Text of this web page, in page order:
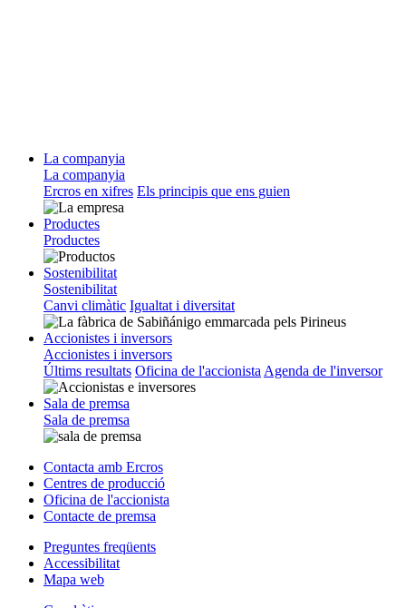
La companyia
La companyia
Ercros en xifres Els principis que ens guien
Productes
Productes
Sostenibilitat
Sostenibilitat
Canvi climàtic Igualtat i diversitat
Accionistes i inversors
Accionistes i inversors
Últims resultats Oficina de l'accionista Agenda de l'inversor
Sala de premsa
Sala de premsa
Contacta amb Ercros
Centres de producció
Oficina de l'accionista
Contacte de premsa
Preguntes freqüents
Accessibilitat
Mapa web